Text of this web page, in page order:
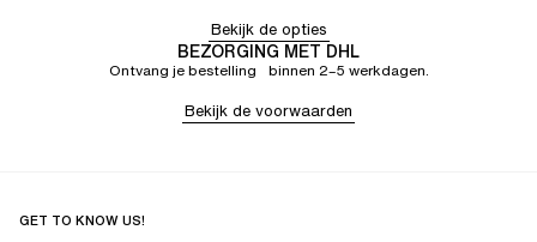
Bekijk de opties
BEZORGING MET DHL
Ontvang je bestelling binnen 2–5 werkdagen.
Bekijk de voorwaarden
GET TO KNOW US!